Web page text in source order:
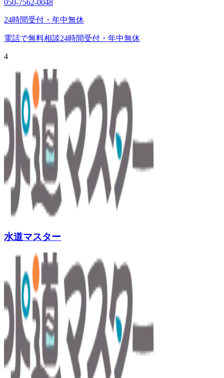
050-7562-0048
24時間受付・年中無休
電話で無料相談24時間受付・年中無休
4
水道マスター